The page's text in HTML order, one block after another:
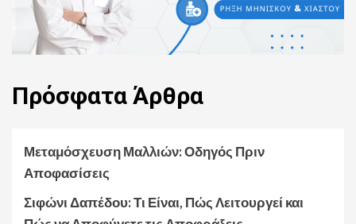
Πρόσφατα Άρθρα
Μεταμόσχευση Μαλλιών: Οδηγός Πριν
Αποφασίσεις
Σιφώνι Δαπέδου: Τι Είναι, Πώς Λειτουργεί και